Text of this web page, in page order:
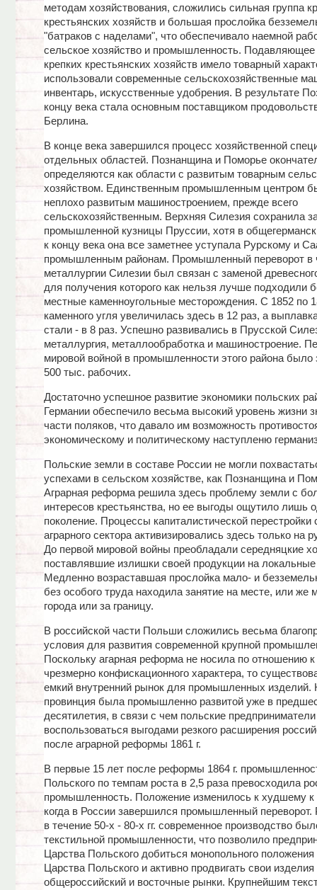
методам хозяйствования, сложились сильная группа
крестьянских хозяйств и большая прослойка
"батраков с наделами", что обеспечивало наемной
сельское хозяйство и промышленность.
крепких крестьянских хозяйств имело товарный
использовали современные сельскохозяйственные
инвентарь, искусственные удобрения. В результате
концу века стала основным поставщиком
Берлина.
В конце века завершился процесс хозяйственной
отдельных областей. Познанщина и Поморье
определяются как области с развитым товарным
хозяйством. Единственным промышленным центром
неплохо развитым машиностроением, прежде всего
сельскохозяйственным. Верхняя Силезия сохранила
промышленной кузницы Пруссии, хотя в
к концу века она все заметнее уступала Рурскому и
промышленным районам. Промышленный переворот в
металлургии Силезии был связан с заменой
для получения которого как нельзя лучше подходили
местные каменноугольные месторождения. С 1852 по
каменного угля увеличилась здесь в 12 раз, а
стали - в 8 раз. Успешно развивались в Прусской
металлургия, металлообработка и машиностроение.
мировой войной в промышленности этого района было
500 тыс. рабочих.
Достаточно успешное развитие экономики польских
Германии обеспечило весьма высокий уровень жизни
части поляков, что давало им возможность
экономическому и политическому наступленю
Польские земли в составе России не могли
успехами в сельском хозяйстве, как Познанщина и
Аграрная реформа решила здесь проблему земли с
интересов крестьянства, но ее выгоды ощутило лишь
поколение. Процессы капиталистической перестройки
аграрного сектора активизировались здесь только на
До первой мировой войны преобладали середняцкие
поставлявшие излишки своей продукции на
Медленно возраставшая прослойка мало- и
без особого труда находила занятие на месте, или же
города или за границу.
В российской части Польши сложились весьма
условия для развития современной крупной
Поскольку агарная реформа не носила по отношению к
чрезмерно конфискационного характера, то
емкий внутренний рынок для промышленных изделий.
провинция была промышленно развитой уже в
десятилетия, в связи с чем польские
воспользоваться выгодами резкого расширения
после аграрной реформы 1861 г.
В первые 15 лет после реформы 1864 г.
Польского по темпам роста в 2,5 раза превосходила
промышленность. Положение изменилось к худшему к
когда в России завершился промышленный переворот.
в течение 50-х - 80-х гг. современное производство
текстильной промышленности, что позволило
Царства Польского добиться монопольного
Царства Польского и активно продвигать свои изделия
общероссийский и восточные рынки. Крупнейшим